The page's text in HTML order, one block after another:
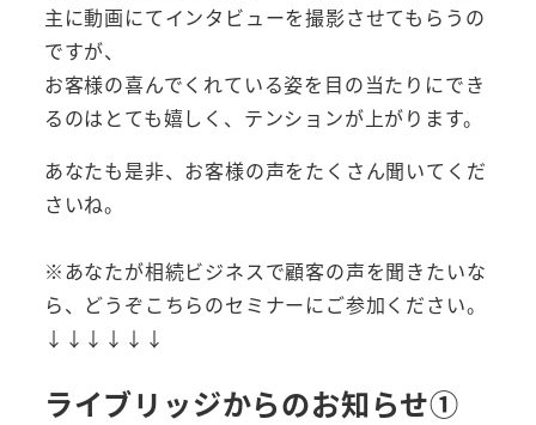
主に動画にてインタビューを撮影させてもらうの
ですが、
お客様の喜んでくれている姿を目の当たりにでき
るのはとても嬉しく、テンションが上がります。
あなたも是非、お客様の声をたくさん聞いてくだ
さいね。
※あなたが相続ビジネスで顧客の声を聞きたいな
ら、どうぞこちらのセミナーにご参加ください。
↓↓↓↓↓↓
ライブリッジからのお知らせ①